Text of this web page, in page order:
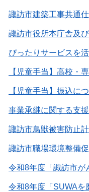
諏訪市建築工事共通
諏訪市役所本庁舎及
ぴったりサービスを
【児童手当】高校・
【児童手当】振込に
事業承継に関する支
諏訪市鳥獣被害防止
諏訪市職場環境整備
令和8年度「諏訪市が
令和8年度「SUWAを